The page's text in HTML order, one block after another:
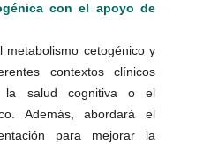
con el apoyo de
metabolismo cetogénico y
contextos clínicos
la salud cognitiva o el
Además, abordará el
para mejorar la